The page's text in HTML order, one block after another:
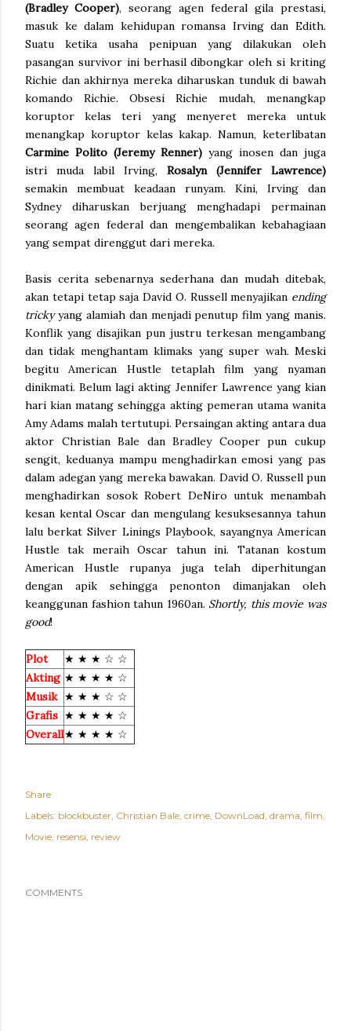
(Bradley Cooper), seorang agen federal gila prestasi,
masuk ke dalam kehidupan romansa Irving dan Edith.
Suatu ketika usaha penipuan yang dilakukan oleh
pasangan survivor ini berhasil dibongkar oleh si kriting
Richie dan akhirnya mereka diharuskan tunduk di bawah
komando Richie. Obsesi Richie mudah, menangkap
koruptor kelas teri yang menyeret mereka untuk
menangkap koruptor kelas kakap. Namun, keterlibatan
Carmine Polito (Jeremy Renner) yang inosen dan juga
istri muda labil Irving, Rosalyn (Jennifer Lawrence)
semakin membuat keadaan runyam. Kini, Irving dan
Sydney diharuskan berjuang menghadapi permainan
seorang agen federal dan mengembalikan kebahagiaan
yang sempat direnggut dari mereka.
Basis cerita sebenarnya sederhana dan mudah ditebak,
akan tetapi tetap saja David O. Russell menyajikan ending
trickyyang alamiah dan menjadi penutup film yang manis.
Konflik yang disajikan pun justru terkesan mengambang
dan tidak menghantam klimaks yang super wah. Meski
begitu American Hustle tetaplah film yang nyaman
dinikmati. Belum lagi akting Jennifer Lawrence yang kian
hari kian matang sehingga akting pemeran utama wanita
Amy Adams malah tertutupi. Persaingan akting antara dua
aktor Christian Bale dan Bradley Cooper pun cukup
sengit, keduanya mampu menghadirkan emosi yang pas
dalam adegan yang mereka bawakan. David O. Russell pun
menghadirkan sosok Robert DeNiro untuk menambah
kesan kental Oscar dan mengulang kesuksesannya tahun
lalu berkat Silver Linings Playbook, sayangnya American
Hustle tak meraih Oscar tahun ini. Tatanan kostum
American Hustle rupanya juga telah diperhitungan
dengan apik sehingga penonton dimanjakan oleh
keanggunan fashion tahun 1960an. Shortly, this movie was
good!
Plot
★ ★ ★ ☆ ☆
Akting ★ ★ ★ ★ ☆
Musik ★ ★ ★ ☆ ☆
Grafis ★ ★ ★ ★ ☆
Overall★ ★ ★ ★ ☆
Share
Labels: blockbuster Christian Bale crime DownLoad drama film
Movie resensi review
COMMENTS